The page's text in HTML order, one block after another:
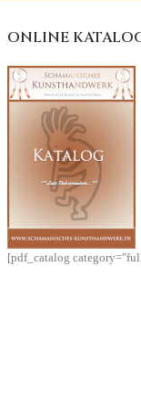
ONLINE
[pdf_catalog